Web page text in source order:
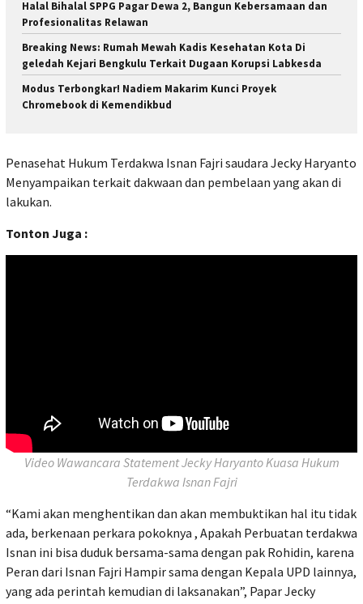
Halal Bihalal SPPG Pagar Dewa 2, Bangun Kebersamaan dan
Profesionalitas Relawan
Breaking News: Rumah Mewah Kadis Kesehatan Kota Di
geledah Kejari Bengkulu Terkait Dugaan Korupsi Labkesda
Modus Terbongkar! Nadiem Makarim Kunci Proyek
Chromebook di Kemendikbud
Penasehat Hukum Terdakwa Isnan Fajri saudara Jecky Haryanto
Menyampaikan terkait dakwaan dan pembelaan yang akan di
lakukan.
Tonton Juga :
Video Wawancara Statement Jecky Haryanto Kuasa Hukum
Terdakwa Isnan Fajri
“Kami akan menghentikan dan akan membuktikan hal itu tidak
ada, berkenaan perkara pokoknya , Apakah Perbuatan terdakwa
Isnan ini bisa duduk bersama-sama dengan pak Rohidin, karena
Peran dari Isnan Fajri Hampir sama dengan Kepala UPD lainnya,
yang ada perintah kemudian di laksanakan”, Papar Jecky